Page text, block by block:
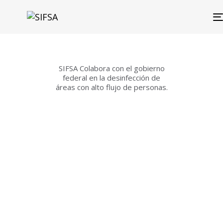
SIFSA Colabora con el gobierno
federal en la desinfección de
áreas con alto flujo de personas.